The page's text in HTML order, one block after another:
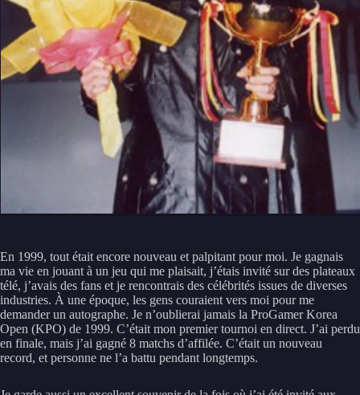
En 1999, tout était encore nouveau et palpitant pour moi. Je gagnais
ma vie en jouant à un jeu qui me plaisait, j’étais invité sur des plateaux
télé, j’avais des fans et je rencontrais des célébrités issues de diverses
industries. À une époque, les gens couraient vers moi pour me
demander un autographe. Je n’oublierai jamais la ProGamer Korea
Open (KPO) de 1999. C’était mon premier tournoi en direct. J’ai perdu
en finale, mais j’ai gagné 8 matchs d’affilée. C’était un nouveau
record, et personne ne l’a battu pendant longtemps.